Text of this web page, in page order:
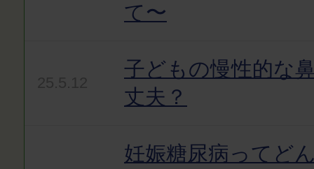
て〜
子どもの慢性的な
丈夫？
妊娠糖尿病ってど